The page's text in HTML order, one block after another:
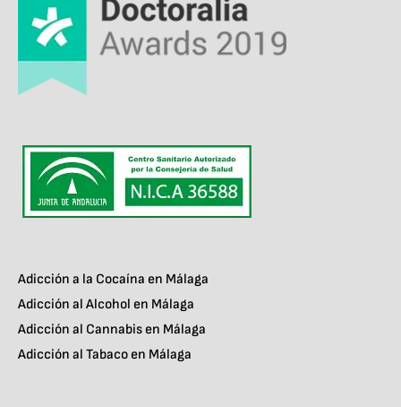
Adicción a la Cocaína en Málaga
Adicción al Alcohol en Málaga
Adicción al Cannabis en Málaga
Adicción al Tabaco en Málaga